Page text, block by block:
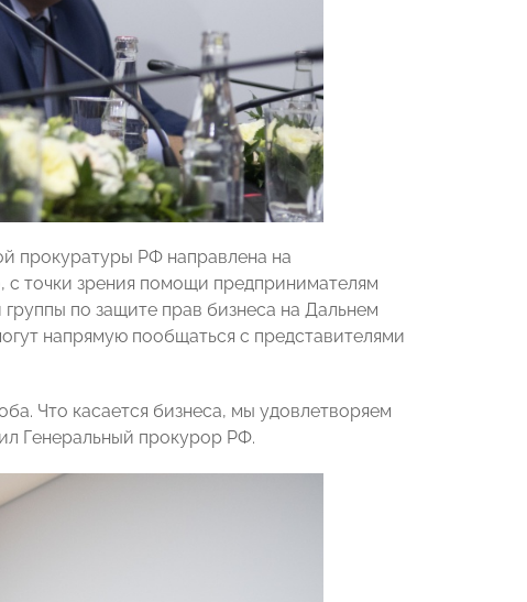
прокуратуры РФ направлена на
точки зрения помощи предпринимателям
по защите прав бизнеса на Дальнем
напрямую пообщаться с представителями
Что касается бизнеса, мы удовлетворяем
Генеральный прокурор РФ.